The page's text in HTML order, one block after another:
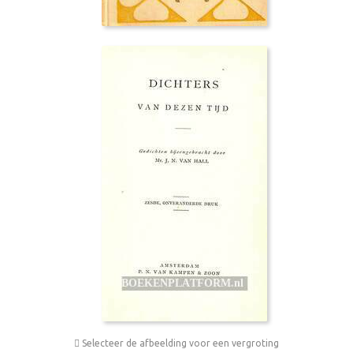
Selecteer de afbeelding voor een vergroting